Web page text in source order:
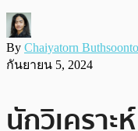
By Chaiyatorn
กันยายน 5, 2024
นักวิเคราะ